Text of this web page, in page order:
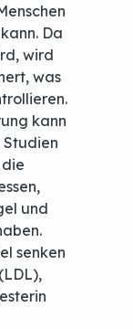
Da
wird
was
kann
die
und
senken